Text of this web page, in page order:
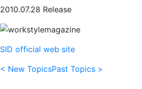
2010.07.28 Release
SID official web site
< New TopicsPast Topics >